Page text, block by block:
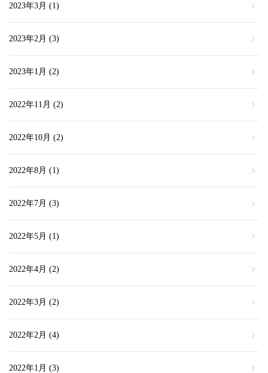
2023年3月 (1)
2023年2月 (3)
2023年1月 (2)
2022年11月 (2)
2022年10月 (2)
2022年8月 (1)
2022年7月 (3)
2022年5月 (1)
2022年4月 (2)
2022年3月 (2)
2022年2月 (4)
2022年1月 (3)